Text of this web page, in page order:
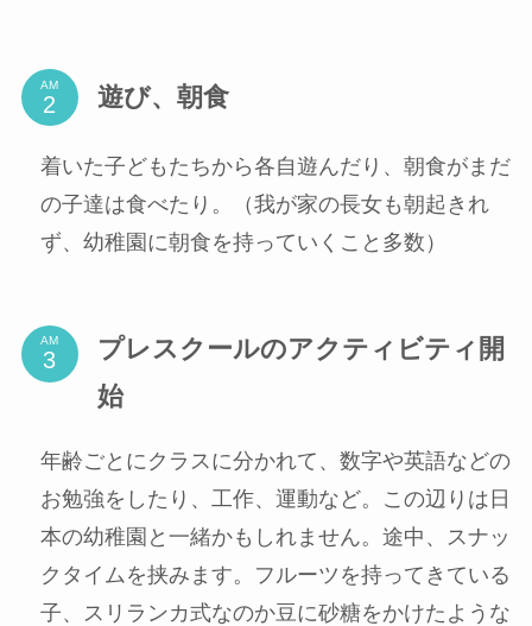
AM 遊び、朝食
着いた子どもたちから各自遊んだり、朝食がまだ
の子達は食べたり。（我が家の長女も朝起きれ
ず、幼稚園に朝食を持っていくこと多数）
AM
プレスクールのアクティビティ開
始
年齢ごとにクラスに分かれて、数字や英語などの
お勉強をしたり、工作、運動など。この辺りは日
本の幼稚園と一緒かもしれません。途中、スナッ
クタイムを挟みます。フルーツを持ってきている
子、スリランカ式なのか豆に砂糖をかけたような